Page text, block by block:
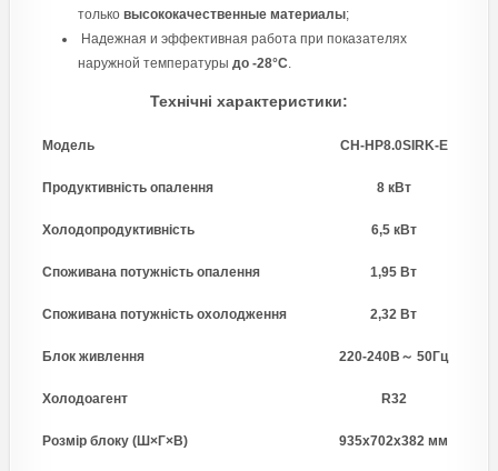
только высококачественные материалы;
Надежная и эффективная работа при показателях
наружной температуры до -28°C.
Технічні характеристики:
Модель CH-HP8.0SIRK-E
Продуктивність опалення 8 кВт
Холодопродуктивність 6,5 кВт
Споживана потужність опалення 1,95 Вт
Споживана потужність охолодження 2,32 Вт
Блок живлення 220-240В～ 50Гц
Холодоагент R32
Розмір блоку (Ш×Г×В) 935х702х382 мм